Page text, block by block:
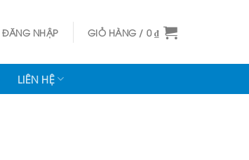
ĐĂNG NHẬP GIỎ HÀNG / 0₫
LIÊN HỆ